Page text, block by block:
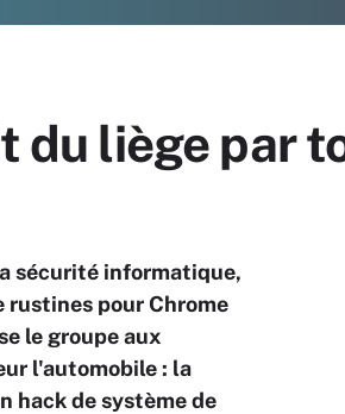
du liège par
sécurité informatique,
rustines pour Chrome
le groupe aux
l'automobile : la
hack de système de